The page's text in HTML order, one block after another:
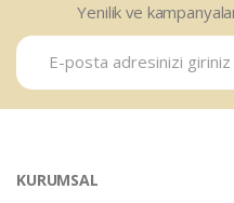
Yenilik ve
KURUMSAL